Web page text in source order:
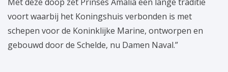
voort waarbij het Koningshuis verbonden is met
schepen voor de Koninklijke Marine, ontworpen en
gebouwd door de Schelde, nu Damen Naval.”